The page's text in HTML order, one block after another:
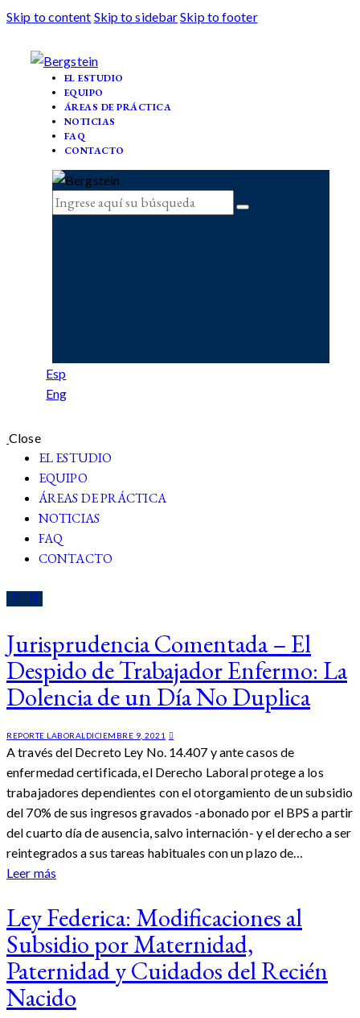
Skip to content Skip to sidebarSkip to footer
EL ESTUDIO
EQUIPO
ÁREAS DE PRÁCTICA
NOTICIAS
FAQ
CONTACTO
Esp
Eng
Close
EL ESTUDIO
EQUIPO
ÁREAS DE PRÁCTICA
NOTICIAS
FAQ
CONTACTO
Jurisprudencia Comentada – El
Despido de Trabajador Enfermo: La
Dolencia de un Día No Duplica
REPORTE LABORAL DICIEMBRE 9, 2021
A través del Decreto Ley No. 14.407 y ante casos de
enfermedad certificada, el Derecho Laboral protege a los
trabajadores dependientes con el otorgamiento de un subsidio
del 70% de sus ingresos gravados -abonado por el BPS a partir
del cuarto día de ausencia, salvo internación- y el derecho a ser
reintegrados a sus tareas habituales con un plazo de…
Leer más
Ley Federica: Modificaciones al
Subsidio por Maternidad,
Paternidad y Cuidados del Recién
Nacido